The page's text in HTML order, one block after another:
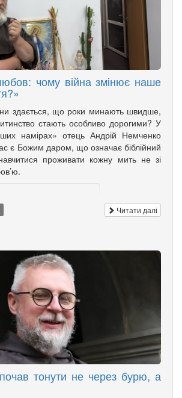
чому війна змінює наше
здається, що роки минають швидше,
стають особливо дорогими? У
намірах» отець Андрій Немченко
є Божим даром, що означає біблійний
проживати кожну мить не зі
Читати далі
тонути не через бурю, а